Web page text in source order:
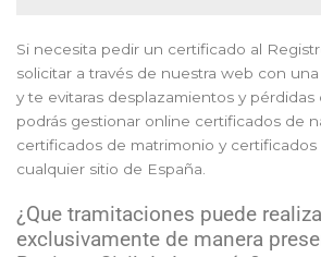
Si necesita pedir un certificado al
solicitar a través de nuestra web con
y te evitaras desplazamientos y
podrás gestionar online certificados de
certificados de matrimonio y
cualquier sitio de España.
¿Que tramitaciones puede
exclusivamente de manera